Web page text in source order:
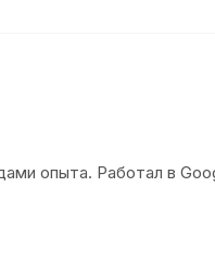
опыта. Работал в